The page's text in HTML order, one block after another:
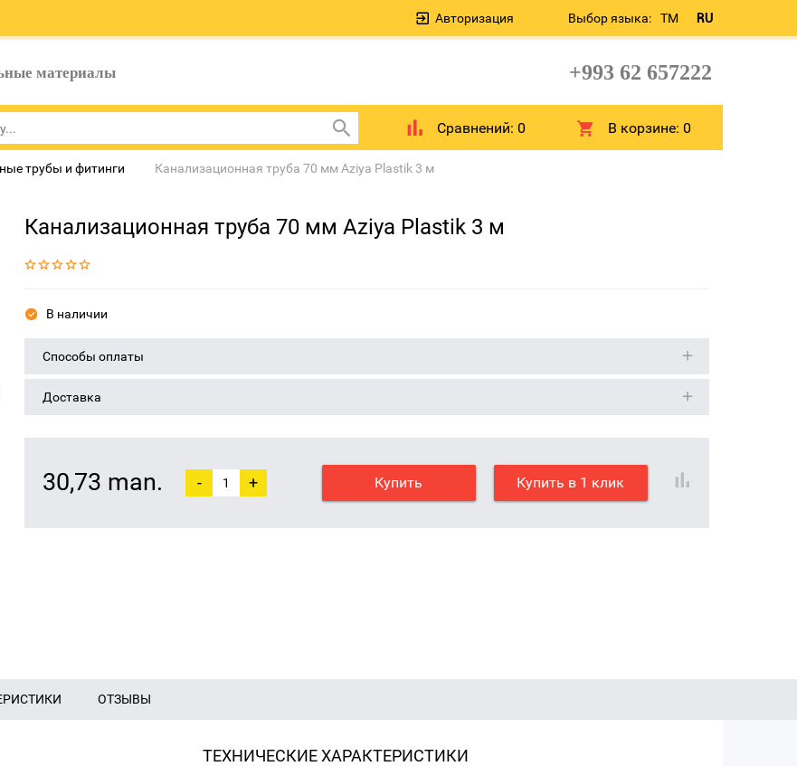
Выбор языка: TM RU
Авторизация
материалы +993 62 657222
Сравнений: 0 В корзине:0
трубы и фитинги Канализационная труба 70 мм Aziya Plastik 3 м
Канализационная труба 70 мм Aziya Plastik 3 м
В наличии
Способы оплаты
Доставка
30,73 man. - + Купить Купить в 1 клик
ОТЗЫВЫ
ТЕХНИЧЕСКИЕ ХАРАКТЕРИСТИКИ